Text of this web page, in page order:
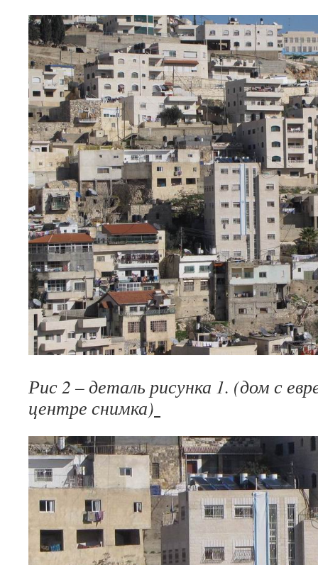
Рис 2 – деталь рисунка 1. (дом с
центре снимка)